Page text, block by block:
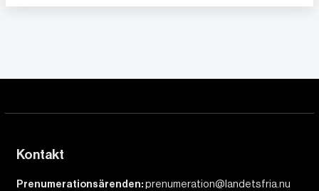
Kontakt
Prenumerationsärenden:prenumeration@landetsfria.nu